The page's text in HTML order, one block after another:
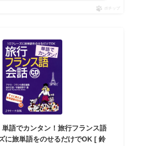
ポチップ
単語でカンタン！旅行フランス語
に旅単語をのせるだけでOK [ 鈴